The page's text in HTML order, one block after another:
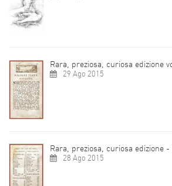
Rara, preziosa, curiosa edizione
29 Ago 2015
Rara, preziosa, curiosa edizione
28 Ago 2015